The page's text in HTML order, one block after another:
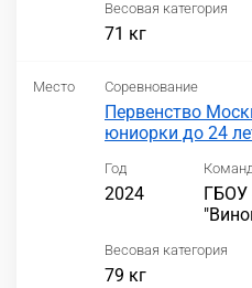
Весовая категория
71 кг
Место Соревнование
Первенство
юниорки до 24
Год
2024
ГБОУ
Весовая категория
79 кг